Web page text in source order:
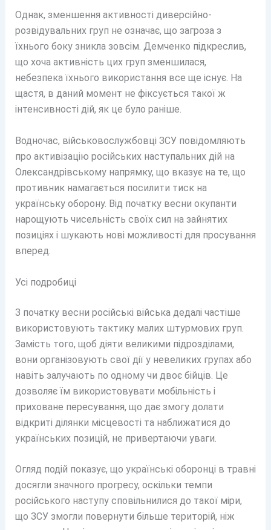
Однак, зменшення активності диверсійно-
розвідувальних груп не означає, що загроза з
їхнього боку зникла зовсім. Демченко підкреслив,
що хоча активність цих груп зменшилася,
небезпека їхнього використання все ще існує. На
щастя, в даний момент не фіксується такої ж
інтенсивності дій, як це було раніше.
Водночас, військовослужбовці ЗСУ повідомляють
про активізацію російських наступальних дій на
Олександрівському напрямку, що вказує на те, що
противник намагається посилити тиск на
українську оборону. Від початку весни окупанти
нарощують чисельність своїх сил на зайнятих
позиціях і шукають нові можливості для просування
вперед.
Усі подробиці
З початку весни російські війська дедалі частіше
використовують тактику малих штурмових груп.
Замість того, щоб діяти великими підрозділами,
вони організовують свої дії у невеликих групах або
навіть залучають по одному чи двоє бійців. Це
дозволяє їм використовувати мобільність і
приховане пересування, що дає змогу долати
відкриті ділянки місцевості та наближатися до
українських позицій, не привертаючи уваги.
Огляд подій показує, що українські оборонці в травні
досягли значного прогресу, оскільки темпи
російського наступу сповільнилися до такої міри,
що ЗСУ змогли повернути більше територій, ніж